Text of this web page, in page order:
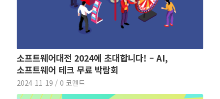
소프트웨어대전 2024에 초대합니다! – AI,
소프트웨어 테크 무료 박람회
2024-11-19 / 0 코멘트